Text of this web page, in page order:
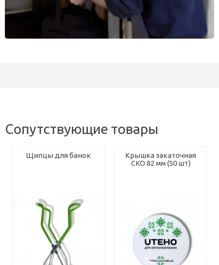
Сопутствующие товары
Щипцы для банок
Крышка закаточная
СКО 82 мм (50 шт)